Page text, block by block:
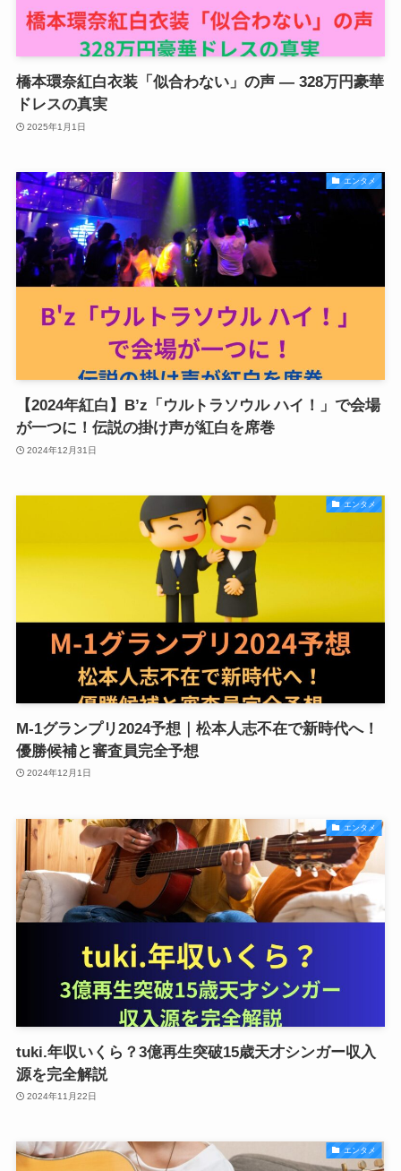
橋本環奈紅白衣装「似合わない」の声 ― 328万円豪華
ドレスの真実
2025年1月1日
エンタメ
【2024年紅白】B’z「ウルトラソウル ハイ！」で会場
が一つに！伝説の掛け声が紅白を席巻
2024年12月31日
エンタメ
M-1グランプリ2024予想｜松本人志不在で新時代へ！
優勝候補と審査員完全予想
2024年12月1日
エンタメ
tuki.年収いくら？3億再生突破15歳天才シンガー収入
源を完全解説
2024年11月22日
エンタメ